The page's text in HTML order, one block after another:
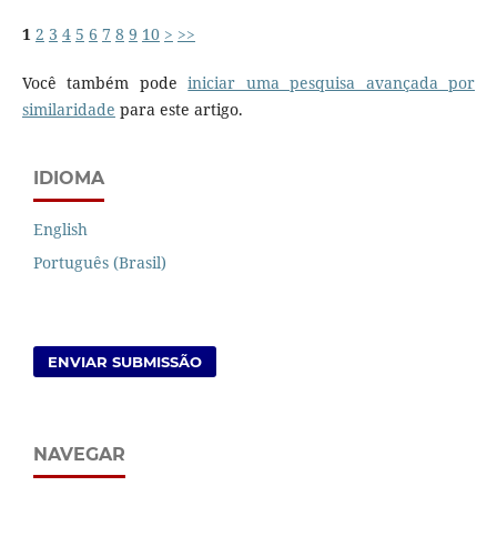
1 2 3 4 5 6 7 8 9 10 > >>
Você também podeiniciar uma pesquisa avançada por
similaridade para este artigo.
IDIOMA
English
Português (Brasil)
ENVIAR SUBMISSÃO
NAVEGAR